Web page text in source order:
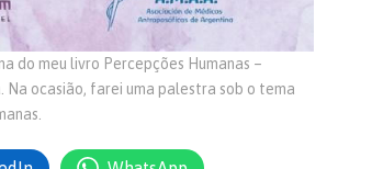
do meu livro Percepções Humanas –
ocasião, farei uma palestra sob o tema